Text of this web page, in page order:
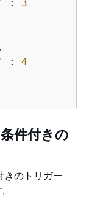
: 3
,
: 4
件付きの
きのトリガー